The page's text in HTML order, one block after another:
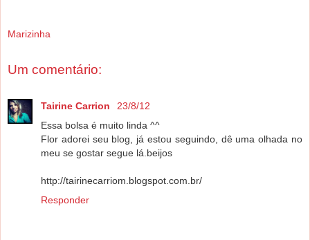
Marizinha
Um comentário:
Tairine Carrion
23/8/12
Essa bolsa é muito linda ^^
Flor adorei seu blog, já estou seguindo, dê uma olhada no
meu se gostar segue lá.beijos
http://tairinecarriom.blogspot.com.br/
Responder